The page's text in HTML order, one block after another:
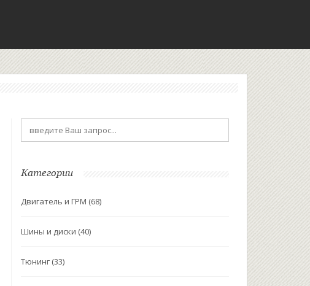
Категории
Двигатель и ГРМ (68)
Шины и диски (40)
Тюнинг (33)